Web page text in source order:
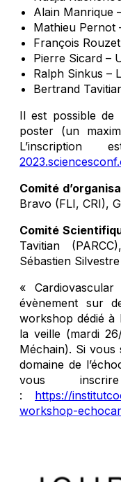
Alain Manrique
Mathieu Pernot
François
Pierre Sicard –
Ralph Sinkus –
Bertrand
Il est possible de
poster (un
Comité
Bravo (FLI, CRI),
Comité
Tavitian
Sébastien
«
évènement sur
workshop dédié à
la veille (mardi
Méchain). Si
domaine de
vous
: https://
workshop-